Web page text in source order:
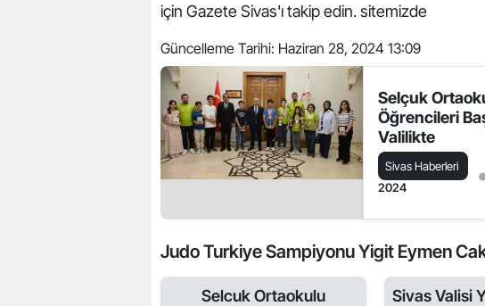
için Gazete Sivas'ı takip edin. sitemizde
Güncelleme Tarihi: Haziran 28, 2024 13:09
Selçuk
Öğrencileri
Valilikte
Sivas Haberleri
2024
Judo Turkiye Sampiyonu Yigit Eymen
Selcuk Ortaokulu
Sivas Valisi